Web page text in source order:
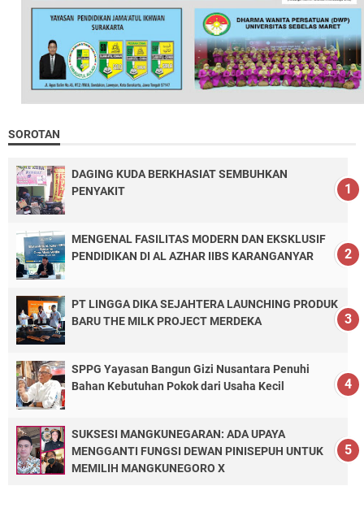
SOROTAN
DAGING KUDA BERKHASIAT SEMBUHKAN
PENYAKIT
MENGENAL FASILITAS MODERN DAN EKSKLUSIF
PENDIDIKAN DI AL AZHAR IIBS KARANGANYAR
PT LINGGA DIKA SEJAHTERA LAUNCHING PRODUK
BARU THE MILK PROJECT MERDEKA
SPPG Yayasan Bangun Gizi Nusantara Penuhi
Bahan Kebutuhan Pokok dari Usaha Kecil
SUKSESI MANGKUNEGARAN: ADA UPAYA
MENGGANTI FUNGSI DEWAN PINISEPUH UNTUK
MEMILIH MANGKUNEGORO X